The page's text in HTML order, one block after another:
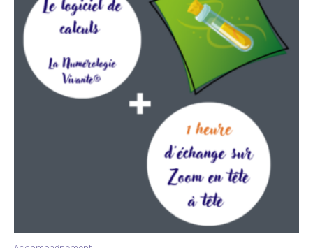
plusieurs
variations.
Les
options
peuvent
choisies